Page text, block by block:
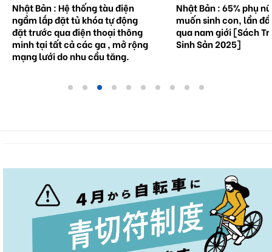
Nhật Bản : Hệ thống tàu điện
ngầm lắp đặt tủ khóa tự động
đặt trước qua điện thoại thông
minh tại tất cả các ga , mở rộng
mạng lưới do nhu cầu tăng.
Nhật Bản : 65% phụ
muốn sinh con, lần
qua nam giới [Sách
Sinh Sản 2025]